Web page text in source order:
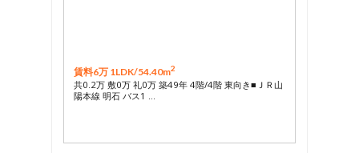
賃料6万 1LDK/54.40m2
共0.2万 敷0万 礼0万 築49年 4階/4階 東向き■ＪＲ山
陽本線 明石 バス1 …